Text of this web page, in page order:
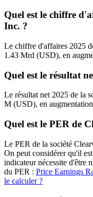
Quel est le chiffre
Inc. ?
Le chiffre d'affaires 2025
1.43 Mrd (USD), en
Quel est le résultat
Le résultat net 2025 de la
M (USD), en
Quel est le PER de
Le PER de la société
On peut considérer qu'il
indicateur nécessite d'être
du PER : Price Earnings
le calculer ?